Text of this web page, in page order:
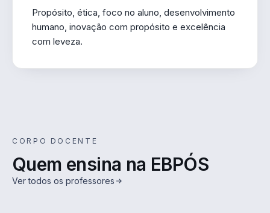
Propósito, ética, foco no aluno, desenvolvimento
humano, inovação com propósito e excelência
com leveza.
CORPO DOCENTE
Quem ensina na EBPÓS
Ver todos os professores
Brito Velasco
Érika Louise Bastos